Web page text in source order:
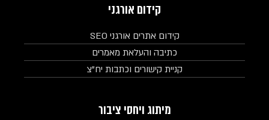
קידום אורגני
קידום אתרים אורגני SEO
כתיבה והעלאת מאמרים
קניית קישורים וכתבות יח"צ
מיתוג ויחסי ציבור